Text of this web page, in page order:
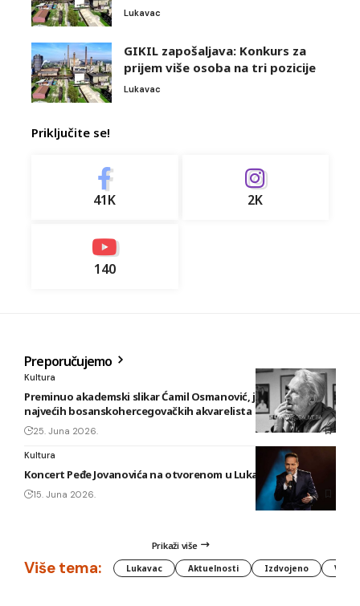
Lukavac
GIKIL zapošaljava: Konkurs za
prijem više osoba na tri pozicije
Lukavac
Priključite se!
41K 2K
140
Preporučujemo
Kultura
Preminuo akademski slikar Ćamil Osmanović, jedan od
najvećih bosanskohercegovačkih akvarelista
25. Juna 2026.
Kultura
Koncert Peđe Jovanovića na otvorenom u Lukavcu
15. Juna 2026.
Prikaži više
Više tema: Lukavac Aktuelnosti Izdvojeno